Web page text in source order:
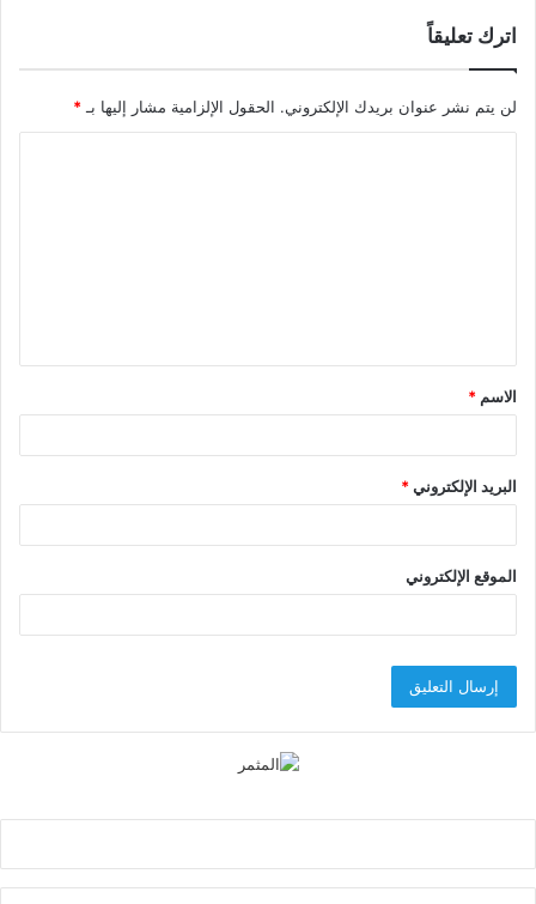
اترك تعليقاً
لن يتم نشر عنوان بريدك الإلكتروني. الحقول الإلزامية مشار إليها بـ *
ق
*
الاسم *
البريد الإلكتروني*
الموقع الإلكتروني